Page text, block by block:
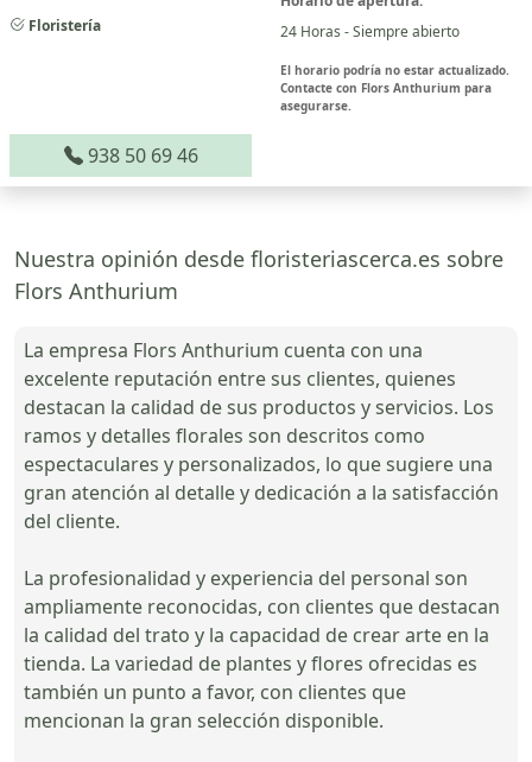
Floristería
24 Horas - Siempre abierto
El horario podría no estar actualizado.
Contacte con Flors Anthurium para
asegurarse.
938 50 69 46
Nuestra opinión desde floristeriascerca.es sobre
Flors Anthurium
La empresa Flors Anthurium cuenta con una
excelente reputación entre sus clientes, quienes
destacan la calidad de sus productos y servicios. Los
ramos y detalles florales son descritos como
espectaculares y personalizados, lo que sugiere una
gran atención al detalle y dedicación a la satisfacción
del cliente.
La profesionalidad y experiencia del personal son
ampliamente reconocidas, con clientes que destacan
la calidad del trato y la capacidad de crear arte en la
tienda. La variedad de plantes y flores ofrecidas es
también un punto a favor, con clientes que
mencionan la gran selección disponible.